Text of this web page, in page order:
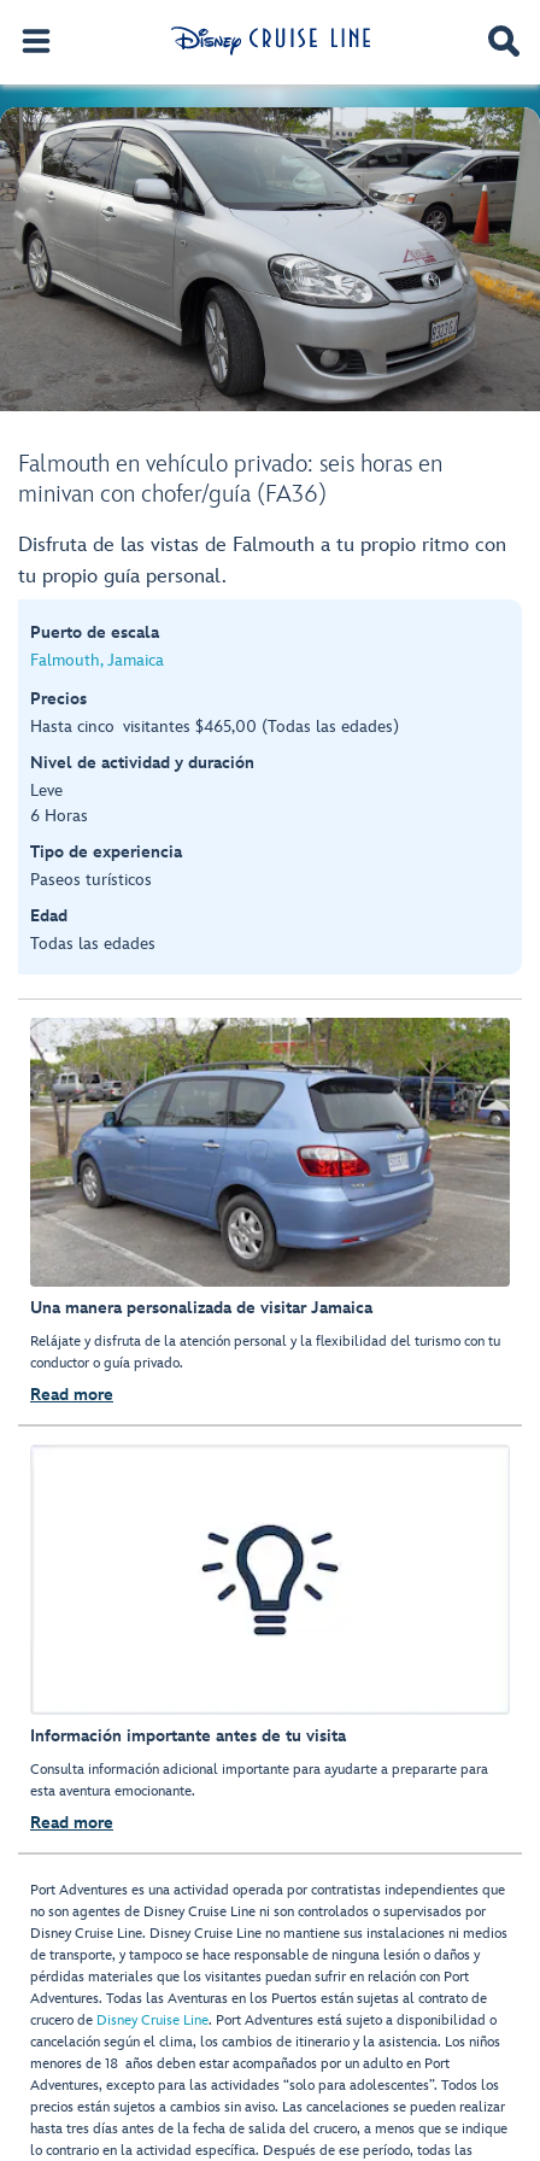
Falmouth en vehículo privado: seis horas en
minivan con chofer/guía (FA36)
Disfruta de las vistas de Falmouth a tu propio ritmo con
tu propio guía personal.
Puerto de escala
Falmouth, Jamaica
Precios
Hasta cinco visitantes $465,00 (Todas las edades)
Nivel de actividad y duración
Leve
6 Horas
Tipo de experiencia
Paseos turísticos
Edad
Todas las edades
Una manera personalizada de visitar Jamaica
Relájate y disfruta de la atención personal y la flexibilidad del turismo con tu
conductor o guía privado.
Read more
Información importante antes de tu visita
Consulta información adicional importante para ayudarte a prepararte para
esta aventura emocionante.
Read more
Port Adventures es una actividad operada por contratistas independientes que
no son agentes de Disney Cruise Line ni son controlados o supervisados por
Disney Cruise Line. Disney Cruise Line no mantiene sus instalaciones ni medios
de transporte, y tampoco se hace responsable de ninguna lesión o daños y
pérdidas materiales que los visitantes puedan sufrir en relación con Port
Adventures. Todas las Aventuras en los Puertos están sujetas al contrato de
crucero de Disney Cruise Line. Port Adventures está sujeto a disponibilidad o
cancelación según el clima, los cambios de itinerario y la asistencia. Los niños
menores de 18 años deben estar acompañados por un adulto en Port
Adventures, excepto para las actividades “solo para adolescentes”. Todos los
precios están sujetos a cambios sin aviso. Las cancelaciones se pueden realizar
hasta tres días antes de la fecha de salida del crucero, a menos que se indique
lo contrario en la actividad específica. Después de ese período, todas las